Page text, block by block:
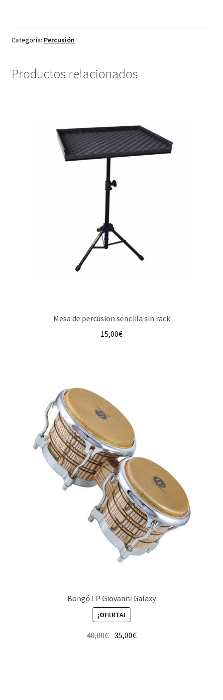
Categoría: Percusión
Productos relacionados
Mesa de percusion sencilla sin rack
15,00€
Bongó LP Giovanni Galaxy
¡OFERTA!
40,00€ El35,00€El